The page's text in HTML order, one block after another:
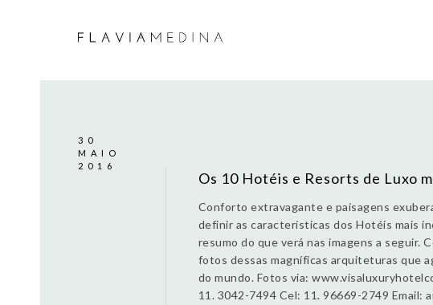
30
MAIO
2016
Os 10 Hotéis e Resorts de Luxo
Conforto extravagante e paisagens
definir as características dos Hotéis mais
resumo do que verá nas imagens a seguir.
fotos dessas magníficas arquiteturas que
do mundo. Fotos via:
11. 3042-7494 Cel: 11. 96669-2749 Email: